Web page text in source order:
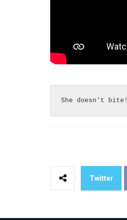
She doesn't bite!
Twitter